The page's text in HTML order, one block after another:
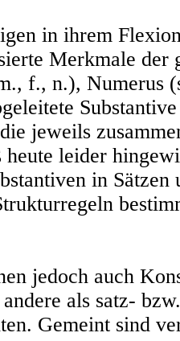
in ihrem
Merkmale der
f., n.), Numerus
jeweils
leider
in Sätzen
jedoch auch
als satz-
Gemeint sind